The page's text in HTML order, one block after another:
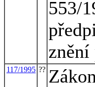
553/
znění
117/1995 ??